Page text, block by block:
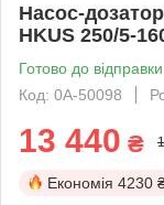
Насос-
HKUS 250/5-
Готово до відправки
Код: 0А-50098
13 440 ₴
Економія 4230